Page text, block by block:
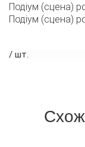
Подіум (сцена)
Подіум (сцена)
/ шт.